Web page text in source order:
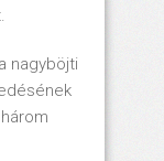
nagyböjti